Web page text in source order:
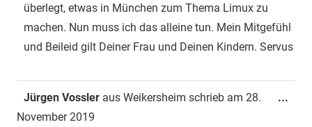
überlegt, etwas in München zum Thema Limux zu
machen. Nun muss ich das alleine tun. Mein Mitgefühl
und Beileid gilt Deiner Frau und Deinen Kindern. Servus
Jürgen Vossler aus Weikersheim schrieb am 28.
November 2019
...